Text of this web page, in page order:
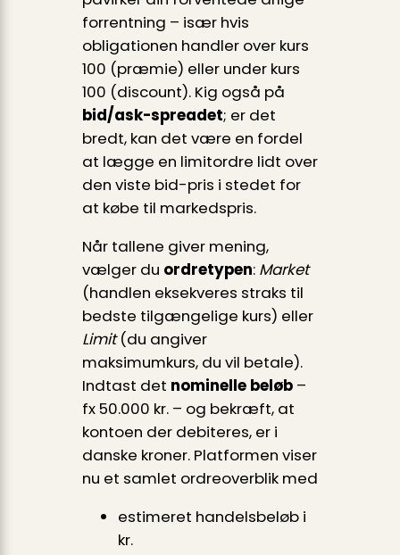
forrentning – især hvis
obligationen handler over kurs
100 (præmie) eller under kurs
100 (discount). Kig også på
bid/ask-spreadet; er det
bredt, kan det være en fordel
at lægge en limitordre lidt over
den viste bid-pris i stedet for
at købe til markedspris.
Når tallene giver mening,
vælger du ordretypen: Market
(handlen eksekveres straks til
bedste tilgængelige kurs) eller
Limit(du angiver
maksimumkurs, du vil betale).
Indtast det nominelle beløb–
fx 50.000 kr. – og bekræft, at
kontoen der debiteres, er i
danske kroner. Platformen viser
nu et samlet ordreoverblik med
estimeret handelsbeløb i
kr.